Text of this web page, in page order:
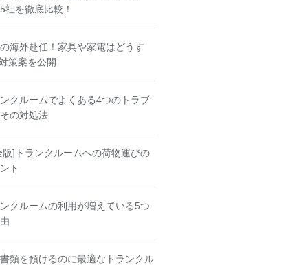
社を徹底比較！
海外赴任！家具や家電はどうす
策案を公開
ンクルームでよくある4つのトラブ
の対処法
版]トランクルームへの荷物運びの
ト
ンクルームの利用が増えている5つ
類を預けるのに最適なトランクル